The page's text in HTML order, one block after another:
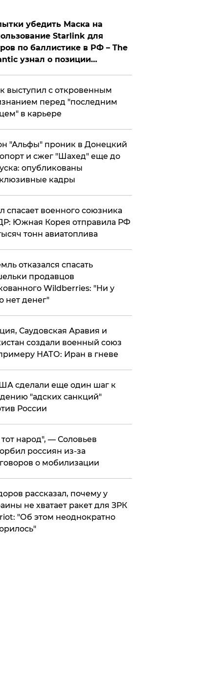
убедить Маска на
Starlink для
по баллистике в РФ – The
узнал о позиции
выступил с откровенным
перед "последним
в карьере
"Альфы" проник в Донецкий
и сжег "Шахед" еще до
опубликованы
кадры
спасает военного союзника
Южная Корея отправила РФ
тонн авиатоплива
отказался спасать
продавцов
Wildberries: "Ни у
нет денег"
Саудовская Аравия и
создали военный союз
НАТО: Иран в гневе
сделали еще один шаг к
"адских санкций"
России
народ", — Соловьев
россиян из-за
о мобилизации
рассказал, почему у
не хватает ракет для ЗРК
"Об этом неоднократно